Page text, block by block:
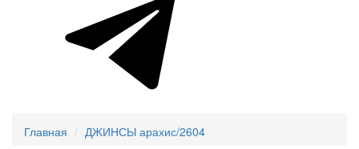
Главная ДЖИНСЫ арахис/2604